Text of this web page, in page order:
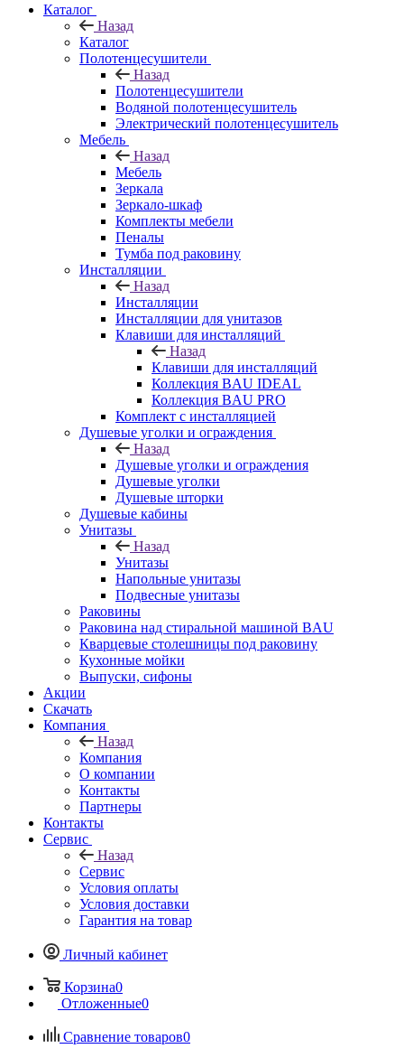
Каталог
Назад
Каталог
Полотенцесушители
Назад
Полотенцесушители
Водяной полотенцесушитель
Электрический полотенцесушитель
Мебель
Назад
Мебель
Зеркала
Зеркало-шкаф
Комплекты мебели
Пеналы
Тумба под раковину
Инсталляции
Назад
Инсталляции
Инсталляции для унитазов
Клавиши для инсталляций
Назад
Клавиши для инсталляций
Коллекция BAU IDEAL
Коллекция BAU PRO
Комплект с инсталляцией
Душевые уголки и ограждения
Назад
Душевые уголки и ограждения
Душевые уголки
Душевые шторки
Душевые кабины
Унитазы
Назад
Унитазы
Напольные унитазы
Подвесные унитазы
Раковины
Раковина над стиральной машиной BAU
Кварцевые столешницы под раковину
Кухонные мойки
Выпуски, сифоны
Акции
Скачать
Компания
Назад
Компания
О компании
Контакты
Партнеры
Контакты
Сервис
Назад
Сервис
Условия оплаты
Условия доставки
Гарантия на товар
Личный кабинет
Корзина0
Отложенные0
Сравнение товаров0